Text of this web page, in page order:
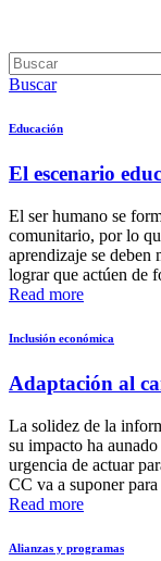
Buscar
Educación
El escenario
El ser humano se
comunitario, por lo
aprendizaje se deben
lograr que actúen de
Read more
Inclusión económica
Adaptación al
La solidez de la
su impacto ha
urgencia de actuar
CC va a suponer
Read more
Alianzas y programas